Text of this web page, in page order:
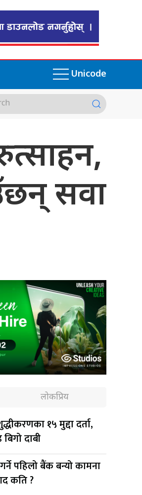
Unicode
सवा
लोकप्रिय
१५ मुद्दा दर्ता,
दाबी
गर्ने पहिलो बैंक बन्यो कामना
कति ?